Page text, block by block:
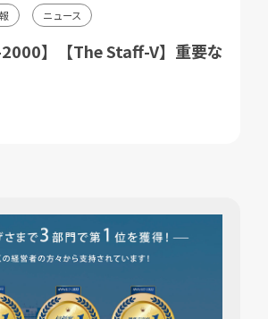
ニュース
2000】【The Staff-V】重要な